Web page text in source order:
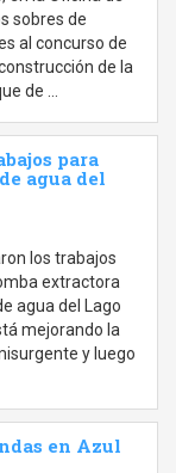
sobres de
al concurso de
de la
de …
para
agua del
los trabajos
extractora
agua del Lago
mejorando la
y luego
en Azul